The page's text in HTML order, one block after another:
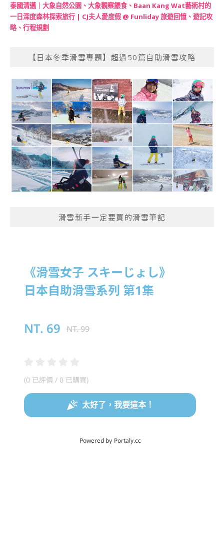
泰國清邁｜大象自然公園、大象觀察餵食、Baan Kang Wat藝術村的
一日深度森林探索旅行 | CJ夫人愛度假 @ Funliday 旅遊回憶、遊記攻
略、行程規劃
【日本冬季滑雪專題】超過50篇自助滑雪攻略
滑雪新手一定要買的滑雪筆記